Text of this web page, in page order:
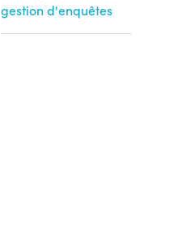
gestion d'enquêtes